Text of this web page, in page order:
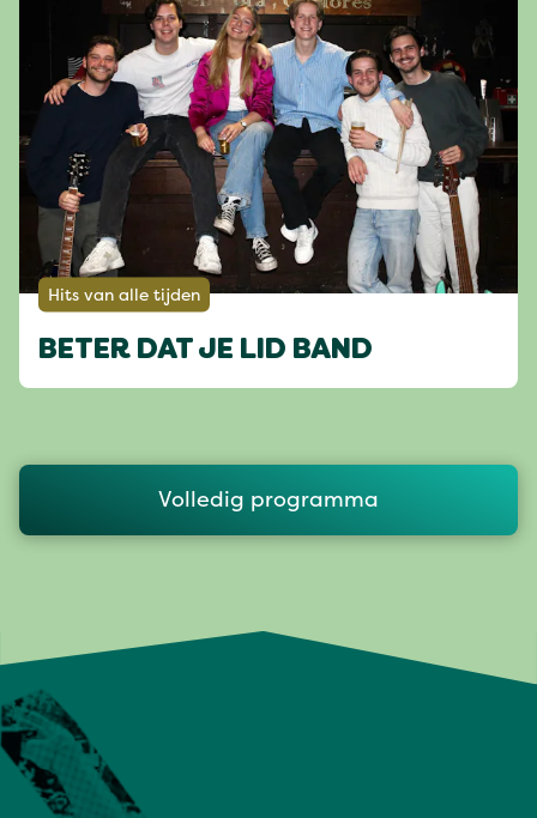
Hits van alle tijden
BETER DAT JE LID BAND
Volledig programma